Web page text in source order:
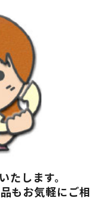
たします。
もお気軽にご相